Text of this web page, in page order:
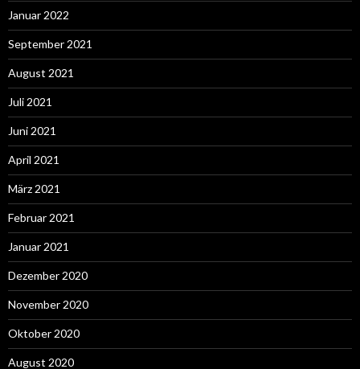
Januar 2022
September 2021
August 2021
Juli 2021
Juni 2021
April 2021
März 2021
Februar 2021
Januar 2021
Dezember 2020
November 2020
Oktober 2020
August 2020